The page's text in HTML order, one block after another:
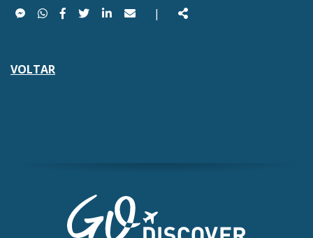
Messenger
WhatsApp
Facebook
TwitterLinkedIn
e-
| Partilhar
VOLTAR